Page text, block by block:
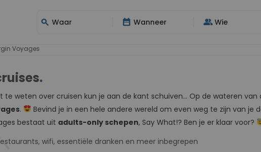
search Waar date_range Wanneer group Wie
Voyages
.
te weten over cruisen kun je aan de kant schuiven… Op de wateren van
.
Bevind je in een hele andere wereld om even weg te zijn van
bestaat uit adults-only schepen, Say What!? Ben je er klaar voor?
wifi, essentiële dranken en meer inbegrepen